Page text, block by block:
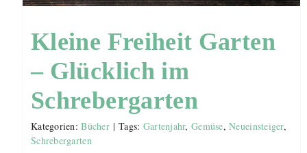
Kleine Freiheit Garten
– Glücklich im
Schrebergarten
Kategorien:Bücher | Tags: Gartenjahr,Gemüse,Neueinsteiger,
Schrebergarten